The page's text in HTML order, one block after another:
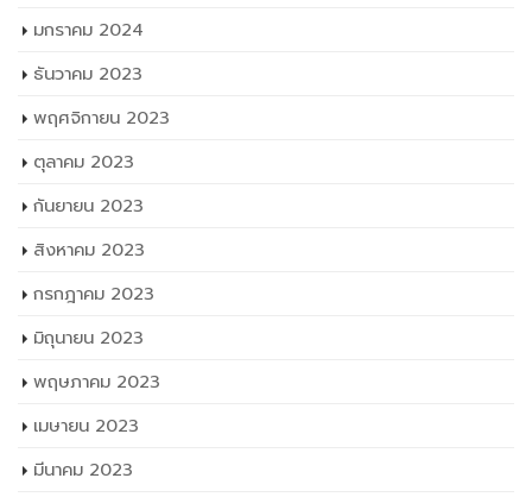
มกราคม 2024
ธันวาคม 2023
พฤศจิกายน 2023
ตุลาคม 2023
กันยายน 2023
สิงหาคม 2023
กรกฎาคม 2023
มิถุนายน 2023
พฤษภาคม 2023
เมษายน 2023
มีนาคม 2023